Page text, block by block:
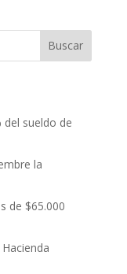
Buscar
del sueldo de
la
de $65.000